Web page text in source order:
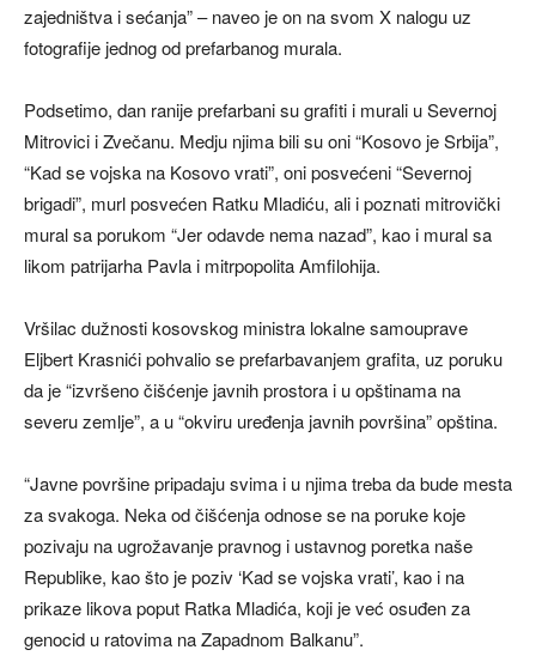
zajedništva i sećanja” – naveo je on na svom X nalogu uz
fotografije jednog od prefarbanog murala.
Podsetimo, dan ranije prefarbani su grafiti i murali u Severnoj
Mitrovici i Zvečanu. Medju njima bili su oni “Kosovo je Srbija”,
“Kad se vojska na Kosovo vrati”, oni posvećeni “Severnoj
brigadi”, murl posvećen Ratku Mladiću, ali i poznati mitrovički
mural sa porukom “Jer odavde nema nazad”, kao i mural sa
likom patrijarha Pavla i mitrpopolita Amfilohija.
Vršilac dužnosti kosovskog ministra lokalne samouprave
Eljbert Krasnići pohvalio se prefarbavanjem grafita, uz poruku
da je “izvršeno čišćenje javnih prostora i u opštinama na
severu zemlje”, a u “okviru uređenja javnih površina” opština.
“Javne površine pripadaju svima i u njima treba da bude mesta
za svakoga. Neka od čišćenja odnose se na poruke koje
pozivaju na ugrožavanje pravnog i ustavnog poretka naše
Republike, kao što je poziv ‘Kad se vojska vrati’, kao i na
prikaze likova poput Ratka Mladića, koji je već osuđen za
genocid u ratovima na Zapadnom Balkanu”.